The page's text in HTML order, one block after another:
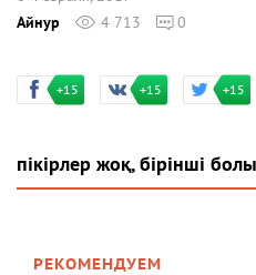
Айнур
4 713 0
+15 +15 +15
пікірлер жоқ, бірінші
РЕКОМЕНДУЕМ